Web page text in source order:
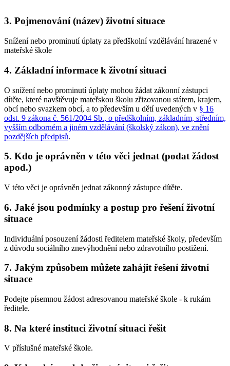
3. Pojmenování (název) životní situace
Snížení nebo prominutí úplaty za předškolní vzdělávání hrazené v
mateřské škole
4. Základní informace k životní situaci
O snížení nebo prominutí úplaty mohou žádat zákonní zástupci
dítěte, které navštěvuje mateřskou školu zřizovanou státem, krajem,
obcí nebo svazkem obcí, a to především u dětí uvedených v § 16
odst. 9 zákona č. 561/2004 Sb., o předškolním, základním, středním,
vyšším odborném a jiném vzdělávání (školský zákon), ve znění
pozdějších předpisů.
5. Kdo je oprávněn v této věci jednat (podat žádost
apod.)
V této věci je oprávněn jednat zákonný zástupce dítěte.
6. Jaké jsou podmínky a postup pro řešení životní
situace
Individuální posouzení žádosti ředitelem mateřské školy, především
z důvodu sociálního znevýhodnění nebo zdravotního postižení.
7. Jakým způsobem můžete zahájit řešení životní
situace
Podejte písemnou žádost adresovanou mateřské škole - k rukám
ředitele.
8. Na které instituci životní situaci řešit
V příslušné mateřské škole.